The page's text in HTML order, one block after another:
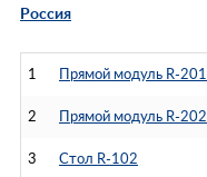
Россия
1 Прямой модуль R-201
2 Прямой модуль R-202
3 Стол R-102